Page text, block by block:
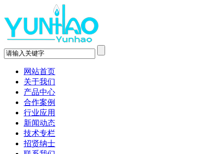
网站首页
关于我们
产品中心
合作案例
行业应用
新闻动态
技术专栏
招贤纳士